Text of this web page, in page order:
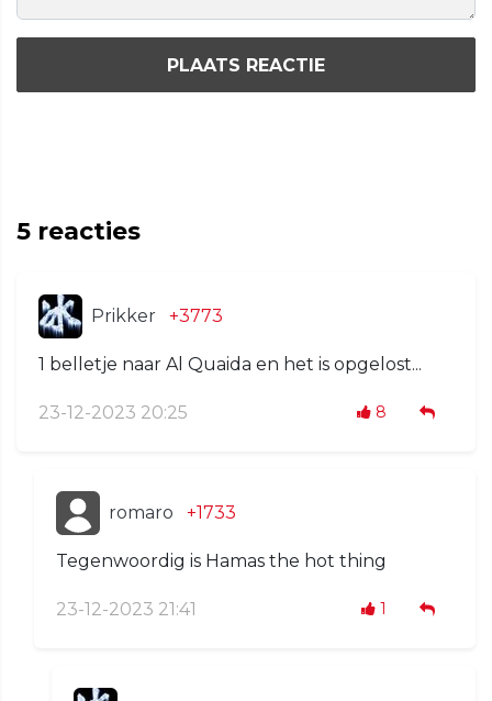
PLAATS REACTIE
5 reacties
Prikker +3773
1 belletje naar Al Quaida en het is opgelost...
23-12-2023 20:25 8
romaro +1733
Tegenwoordig is Hamas the hot thing
23-12-2023 21:41 1